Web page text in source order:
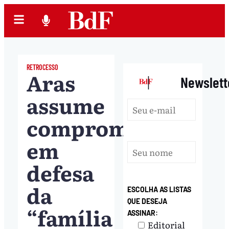
RETROCESSO
Aras
assume
compromisso
em
defesa
da
“família
|
ESCOLHA AS LISTAS
QUE DESEJA
ASSINAR:
Editorial